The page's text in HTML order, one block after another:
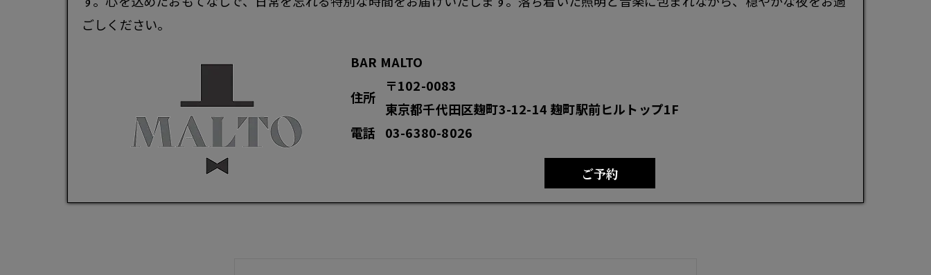
ごしください。
BAR MALTO
住所
〒102-0083
東京都千代田区麹町3-12-14 麹町駅前ヒルトップ1F
電話
03-6380-8026
ご予約